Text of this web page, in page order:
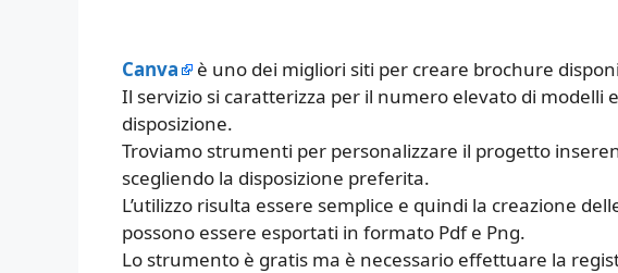
Canva
è uno dei migliori siti per creare brochure
Il servizio si caratterizza per il numero elevato di modelli
disposizione.
Troviamo strumenti per personalizzare il progetto
scegliendo la disposizione preferita.
L’utilizzo risulta essere semplice e quindi la creazione
possono essere esportati in formato Pdf e Png.
Lo strumento è gratis ma è necessario effettuare la